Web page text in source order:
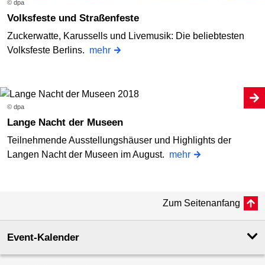
© dpa
Volksfeste und Straßenfeste
Zuckerwatte, Karussells und Livemusik: Die beliebtesten
Volksfeste Berlins. mehr
© dpa
Lange Nacht der Museen
Teilnehmende Ausstellungshäuser und Highlights der
Langen Nacht der Museen im August. mehr
Zum Seitenanfang
Event-Kalender